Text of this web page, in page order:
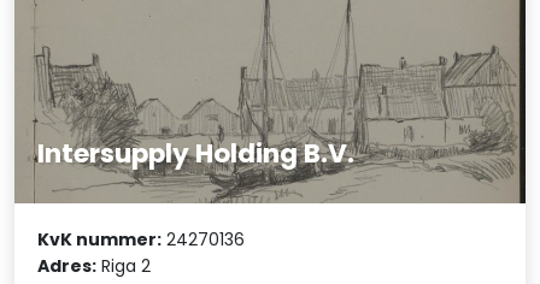
Intersupply Holding B.V.
KvK nummer: 24270136
Adres: Riga 2